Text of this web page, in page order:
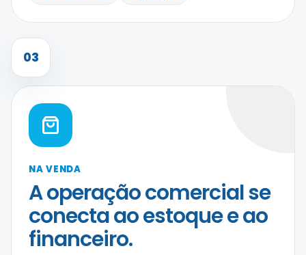
03
NA VENDA
A operação comercial se
conecta ao estoque e ao
financeiro.